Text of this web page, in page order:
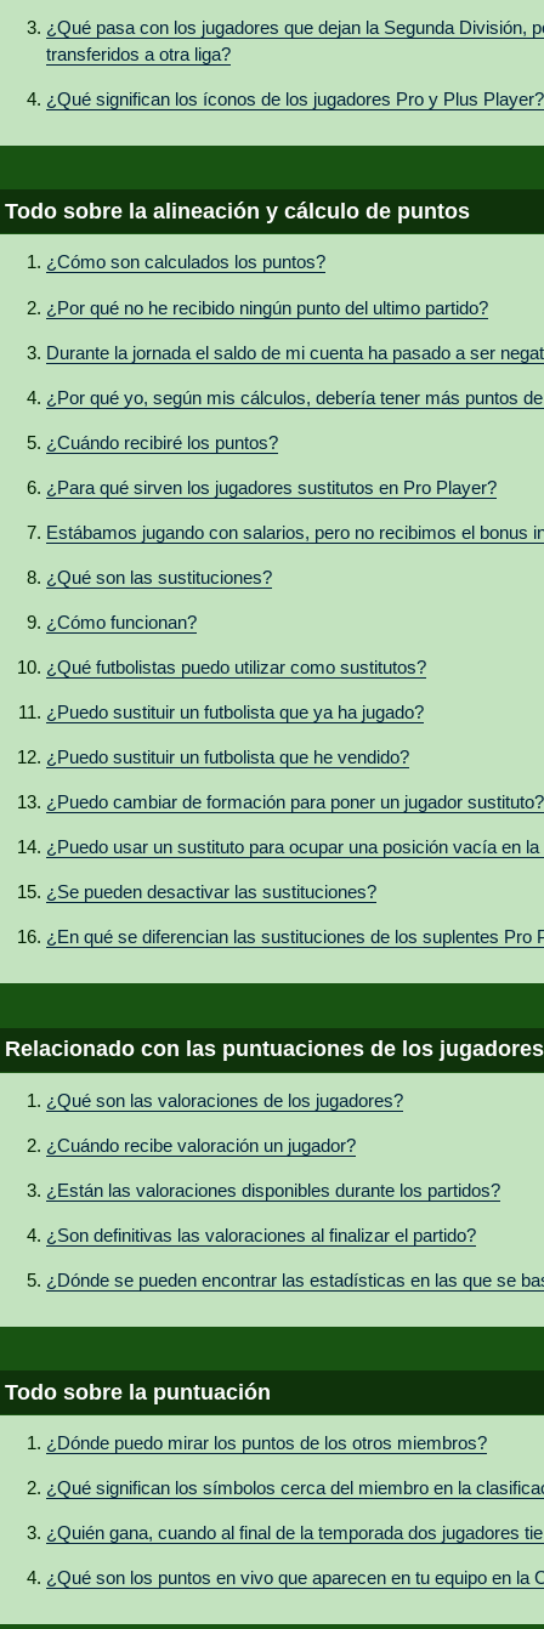
¿Qué pasa con los jugadores que dejan la Segunda División,
transferidos a otra liga?
¿Qué significan los íconos de los jugadores Pro y Plus Player?
Todo sobre la alineación y cálculo de puntos
¿Cómo son calculados los puntos?
¿Por qué no he recibido ningún punto del ultimo partido?
Durante la jornada el saldo de mi cuenta ha pasado a ser
¿Por qué yo, según mis cálculos, debería tener más puntos
¿Cuándo recibiré los puntos?
¿Para qué sirven los jugadores sustitutos en Pro Player?
Estábamos jugando con salarios, pero no recibimos el bonus
¿Qué son las sustituciones?
¿Cómo funcionan?
¿Qué futbolistas puedo utilizar como sustitutos?
¿Puedo sustituir un futbolista que ya ha jugado?
¿Puedo sustituir un futbolista que he vendido?
¿Puedo cambiar de formación para poner un jugador sustituto?
¿Puedo usar un sustituto para ocupar una posición vacía en la
¿Se pueden desactivar las sustituciones?
¿En qué se diferencian las sustituciones de los suplentes Pro
Relacionado con las puntuaciones de los jugadores
¿Qué son las valoraciones de los jugadores?
¿Cuándo recibe valoración un jugador?
¿Están las valoraciones disponibles durante los partidos?
¿Son definitivas las valoraciones al finalizar el partido?
¿Dónde se pueden encontrar las estadísticas en las que se
Todo sobre la puntuación
¿Dónde puedo mirar los puntos de los otros miembros?
¿Qué significan los símbolos cerca del miembro en la
¿Quién gana, cuando al final de la temporada dos jugadores
¿Qué son los puntos en vivo que aparecen en tu equipo en la